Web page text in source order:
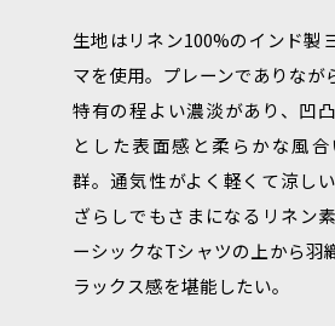
生地はリネン100%のインド製
マを使用。プレーンでありなが
特有の程よい濃淡があり、凹
とした表面感と柔らかな風
群。通気性がよく軽くて涼し
ざらしでもさまになるリネン
ーシックなTシャツの上から羽
ラックス感を堪能したい。